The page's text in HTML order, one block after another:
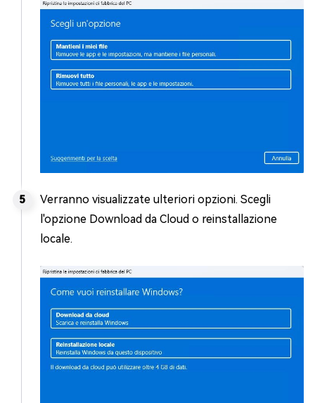
Verranno visualizzate ulteriori opzioni. Scegli
l'opzione Download da Cloud o reinstallazione
locale.